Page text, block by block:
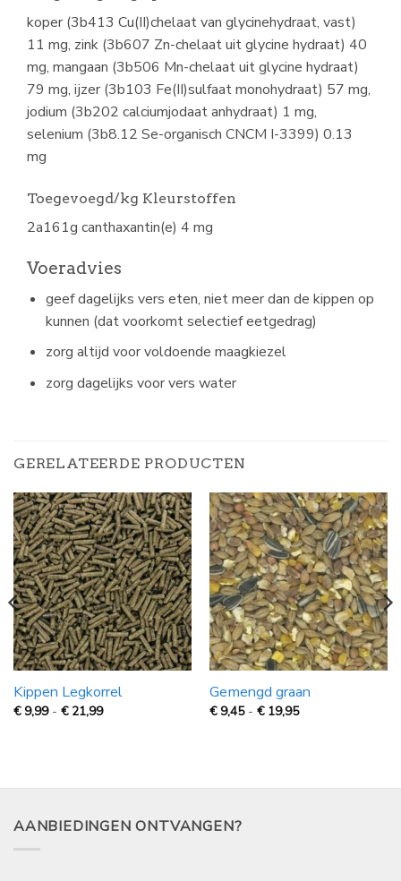
koper (3b413 Cu(II)chelaat van glycinehydraat, vast)
11 mg, zink (3b607 Zn-chelaat uit glycine hydraat) 40
mg, mangaan (3b506 Mn-chelaat uit glycine hydraat)
79 mg, ijzer (3b103 Fe(II)sulfaat monohydraat) 57 mg,
jodium (3b202 calciumjodaat anhydraat) 1 mg,
selenium (3b8.12 Se-organisch CNCM I-3399) 0.13
mg
Toegevoegd/kg Kleurstoffen
2a161g canthaxantin(e) 4 mg
Voeradvies
geef dagelijks vers eten, niet meer dan de kippen op
kunnen (dat voorkomt selectief eetgedrag)
zorg altijd voor voldoende maagkiezel
zorg dagelijks voor vers water
GERELATEERDE PRODUCTEN
Kippen Legkorrel
€9,99 - € 21,99Prijsklasse:
Gemengd graan
€9,45 - € 19,95Prijsklasse:
AANBIEDINGEN ONTVANGEN?